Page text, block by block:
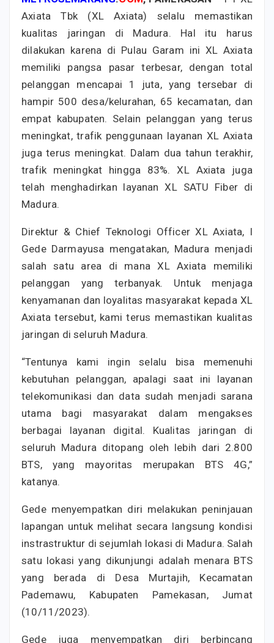
Axiata Tbk (XL Axiata) selalu memastikan
kualitas jaringan di Madura. Hal itu harus
dilakukan karena di Pulau Garam ini XL Axiata
memiliki pangsa pasar terbesar, dengan total
pelanggan mencapai 1 juta, yang tersebar di
hampir 500 desa/kelurahan, 65 kecamatan, dan
empat kabupaten. Selain pelanggan yang terus
meningkat, trafik penggunaan layanan XL Axiata
juga terus meningkat. Dalam dua tahun terakhir,
trafik meningkat hingga 83%. XL Axiata juga
telah menghadirkan layanan XL SATU Fiber di
Madura.
Direktur & Chief Teknologi Officer XL Axiata, I
Gede Darmayusa mengatakan, Madura menjadi
salah satu area di mana XL Axiata memiliki
pelanggan yang terbanyak. Untuk menjaga
kenyamanan dan loyalitas masyarakat kepada XL
Axiata tersebut, kami terus memastikan kualitas
jaringan di seluruh Madura.
“Tentunya kami ingin selalu bisa memenuhi
kebutuhan pelanggan, apalagi saat ini layanan
telekomunikasi dan data sudah menjadi sarana
utama bagi masyarakat dalam mengakses
berbagai layanan digital. Kualitas jaringan di
seluruh Madura ditopang oleh lebih dari 2.800
BTS, yang mayoritas merupakan BTS 4G,”
katanya.
Gede menyempatkan diri melakukan peninjauan
lapangan untuk melihat secara langsung kondisi
instrastruktur di sejumlah lokasi di Madura. Salah
satu lokasi yang dikunjungi adalah menara BTS
yang berada di Desa Murtajih, Kecamatan
Pademawu, Kabupaten Pamekasan, Jumat
(10/11/2023).
Gede juga menyempatkan diri berbincang